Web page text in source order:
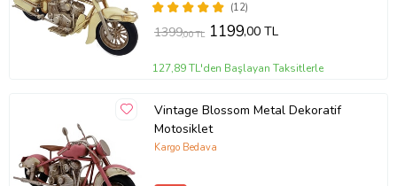
(12)
1399,00 TL 1199,00 TL
127,89 TL'den Başlayan Taksitlerle
Vintage Blossom Metal Dekoratif
Motosiklet
Kargo Bedava